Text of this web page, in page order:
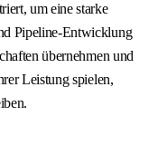
um eine starke
Pipeline-Entwicklung
übernehmen und
Leistung spielen,